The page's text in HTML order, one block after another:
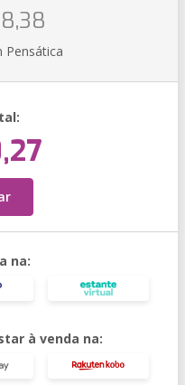
Pensática
na:
à venda na: